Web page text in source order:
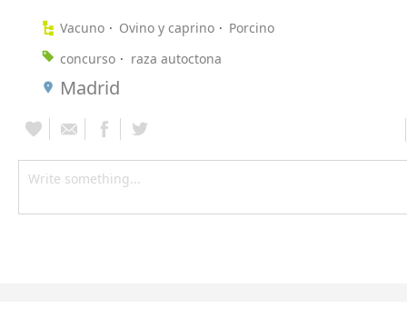
Vacuno Ovino y caprino
Porcino
concurso
raza autoctona
Madrid